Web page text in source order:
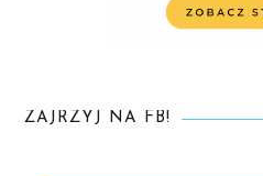
ZAJRZYJ NA FB!